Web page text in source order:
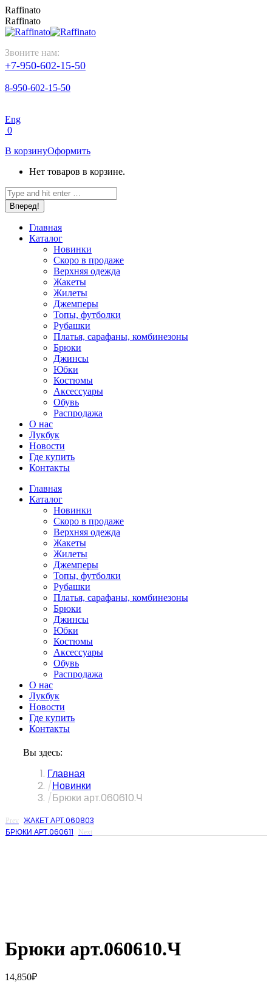
Перейти
к
содержанию
Raffinato
Raffinato
Звоните нам:
+7-950-602-15-50
8-950-602-15-50
Eng
0
В корзинуОформить
Нет товаров в корзине.
Поиск:
Главная
Каталог
Новинки
Скоро в продаже
Верхняя одежда
Жакеты
Жилеты
Джемперы
Топы, футболки
Рубашки
Платья, сарафаны, комбинезоны
Брюки
Джинсы
Юбки
Костюмы
Аксессуары
Обувь
Распродажа
О нас
Лукбук
Новости
Где купить
Контакты
Главная
Каталог
Новинки
Скоро в продаже
Верхняя одежда
Жакеты
Жилеты
Джемперы
Топы, футболки
Рубашки
Платья, сарафаны, комбинезоны
Брюки
Джинсы
Юбки
Костюмы
Аксессуары
Обувь
Распродажа
О нас
Лукбук
Новости
Где купить
Контакты
Вы здесь:
Главная
Новинки
Брюки арт.060610.Ч
Prev
ЖАКЕТ АРТ.060803
БРЮКИ АРТ.060611
Next
Брюки арт.060610.Ч
14,850₽